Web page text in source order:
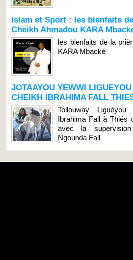
Islam et Sport : les bienfaits
Cheikh Ahmadou KARA
les bienfaits de la
KARA Mbacké
JOTAAYOU YEWWI
CHEIKH IBRAHIMA FALL
Tollouway
Ibrahima Fall à Thiés
avec la
Ngounda Fall